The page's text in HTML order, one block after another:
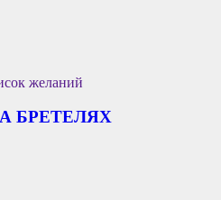
желаний
БРЕТЕЛЯХ